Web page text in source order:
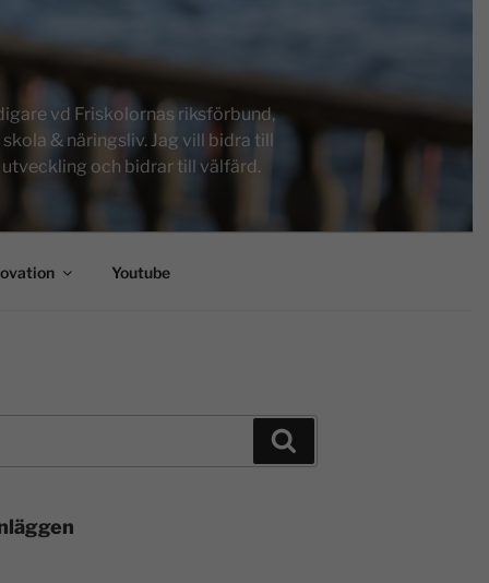
vd Friskolornas riksförbund,
& näringsliv. Jag vill bidra till
och bidrar till välfärd.
Youtube